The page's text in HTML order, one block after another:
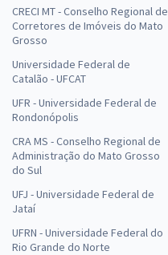
CRECI MT - Conselho Regional de
Corretores de Imóveis do Mato
Grosso
Universidade Federal de
Catalão - UFCAT
UFR - Universidade Federal de
Rondonópolis
CRA MS - Conselho Regional de
Administração do Mato Grosso
do Sul
UFJ - Universidade Federal de
Jataí
UFRN - Universidade Federal do
Rio Grande do Norte